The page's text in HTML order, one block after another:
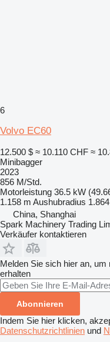
6
Volvo EC60
12.500 $ ≈ 10.110 CHF ≈
Minibagger
2023
856 M/Std.
Motorleistung 36.5 kW
1.158 m Aushubradius
China, Shanghai
Spark Machinery Trading
Verkäufer kontaktieren
Melden Sie sich hier an,
erhalten
Abonnieren
Indem Sie hier klicken,
Datenschutzrichtlinien und